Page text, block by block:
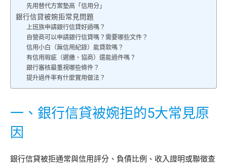
先用替代方案墊高「信用分」
銀行信貸被婉拒常見問題
上班族申請銀行信貸好過嗎？
自營商可以申請銀行信貸嗎？需要哪些文件？
信用小白（無信用紀錄）能貸款嗎？
有信用瑕疵（遲繳、協商）還能過件嗎？
銀行審核最重視哪些條件？
提升過件率有什麼實用做法？
一、銀行信貸被婉拒的5大常見原
因
銀行信貸被拒通常與信用評分、負債比例、收入證明或聯徵查